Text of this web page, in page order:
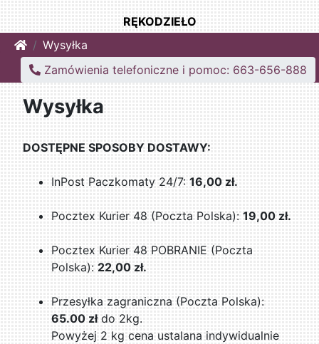
RĘKODZIEŁO
HomeWysyłka
Zamówienia telefoniczne i pomoc: 663-656-888
Wysyłka
DOSTĘPNE SPOSOBY DOSTAWY:
InPost Paczkomaty 24/7:16,00 zł.
Pocztex Kurier 48 (Poczta Polska):19,00 zł.
Pocztex Kurier 48 POBRANIE (Poczta
Polska):22,00 zł.
Przesyłka zagraniczna (Poczta Polska):
65.00 złdo 2kg.
Powyżej 2 kg cena ustalana indywidualnie